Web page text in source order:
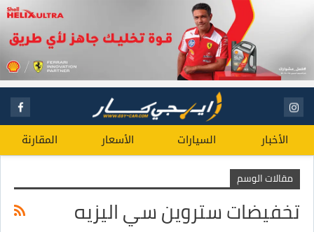
الأخبار السيارات الأسعار المقارنة
مقالات الوسم
تخفيضات ستروين سي اليزيه